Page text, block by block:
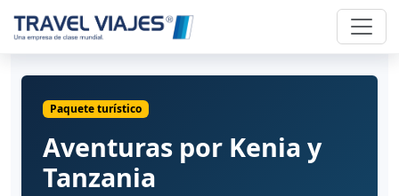
Paquete turístico
Aventuras por Kenia y
Tanzania